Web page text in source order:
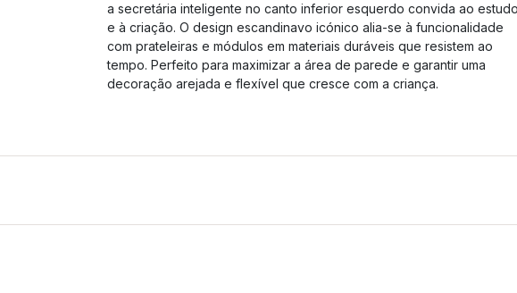
a secretária inteligente no canto inferior esquerdo convida ao
e à criação. O design escandinavo icónico alia-se à funcionalidade
com prateleiras e módulos em materiais duráveis que resistem ao
tempo. Perfeito para maximizar a área de parede e garantir uma
decoração arejada e flexível que cresce com a criança.